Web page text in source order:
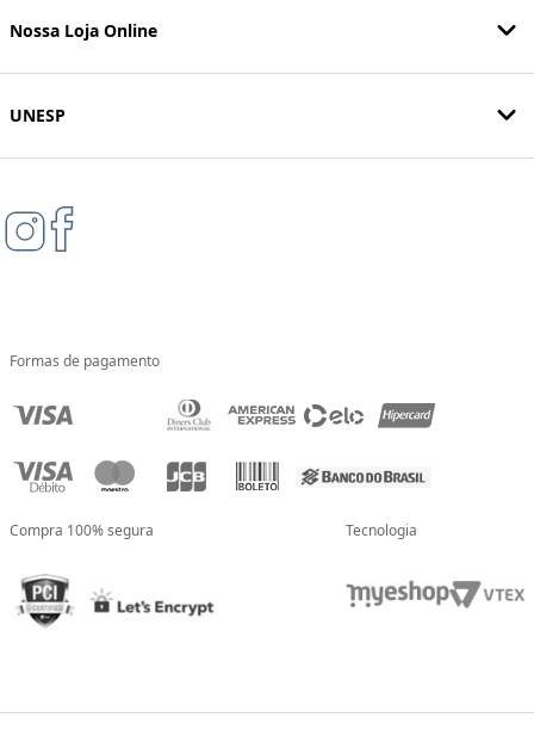
Nossa Loja Online
UNESP
Formas de pagamento
Compra 100% segura Tecnologia